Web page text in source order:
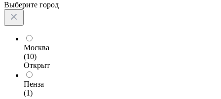
Выберите город
Москва
(10)
Открыт
Пенза
(1)